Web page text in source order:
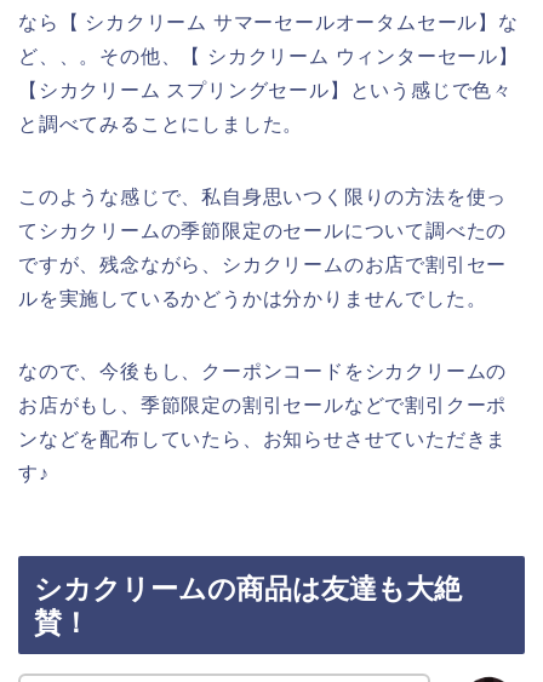
なら【 シカクリーム サマーセールオータムセール】な
ど、、。その他、【 シカクリーム ウィンターセール】
【シカクリーム スプリングセール】という感じで色々
と調べてみることにしました。
このような感じで、私自身思いつく限りの方法を使っ
てシカクリームの季節限定のセールについて調べたの
ですが、残念ながら、シカクリームのお店で割引セー
ルを実施しているかどうかは分かりませんでした。
なので、今後もし、クーポンコードをシカクリームの
お店がもし、季節限定の割引セールなどで割引クーポ
ンなどを配布していたら、お知らせさせていただきま
す♪
シカクリームの商品は友達も大絶
賛！